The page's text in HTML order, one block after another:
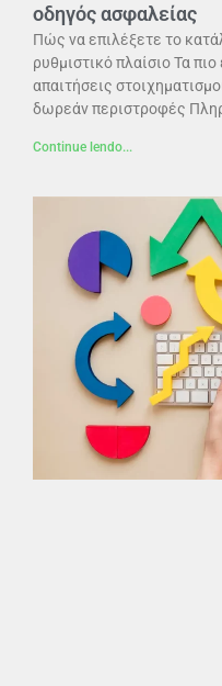
οδηγός ασφαλείας
Πώς να επιλέξετε το
ρυθμιστικό πλαίσιο Τα
απαιτήσεις
δωρεάν περιστροφές
Continue lendo...